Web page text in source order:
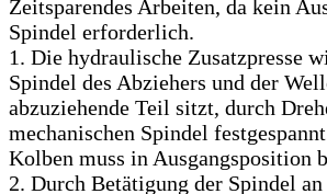
Zeitsparendes Arbeiten, da kein
Spindel erforderlich.
1. Die hydraulische Zusatzpresse
Spindel des Abziehers und der
abzuziehende Teil sitzt, durch
mechanischen Spindel
Kolben muss in Ausgangsposition
2. Durch Betätigung der Spindel an